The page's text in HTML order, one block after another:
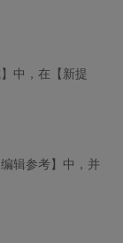
中，在【新提
辑参考】中，并